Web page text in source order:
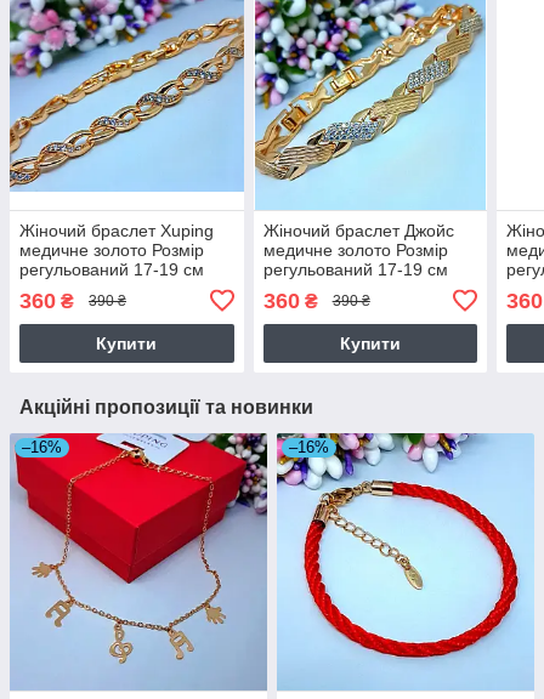
Жіночий браслет Xuping
медичне золото Розмір
регульований 17-19 см
360 ₴ 390 ₴
Купити
Жіночий браслет Джойс
медичне золото Розмір
регульований 17-19 см
360₴ 390 ₴
Купити
360
Акційні пропозиції та новинки
–16% –16%